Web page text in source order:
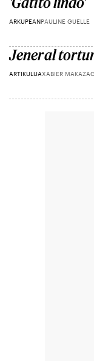
ARKUPEANPAULINE GUELLE
Jeneral
ARTIKULUAXABIER